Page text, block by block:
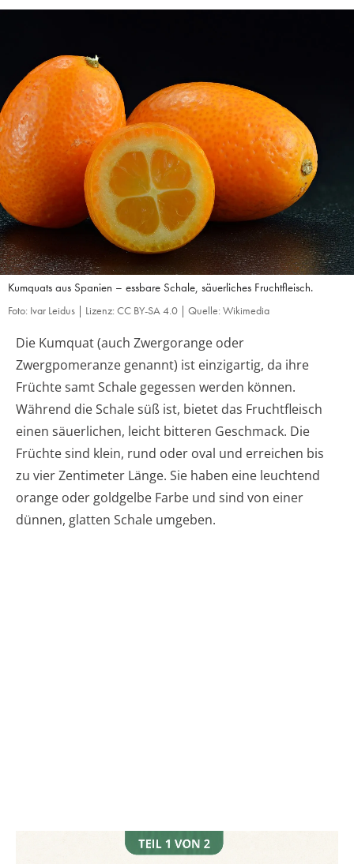
Kumquats aus Spanien – essbare Schale, säuerliches Fruchtfleisch.
Foto: Ivar Leidus | Lizenz: CC BY-SA 4.0 | Quelle: Wikimedia
Die Kumquat (auch Zwergorange oder
Zwergpomeranze genannt) ist einzigartig, da ihre
Früchte samt Schale gegessen werden können.
Während die Schale süß ist, bietet das Fruchtfleisch
einen säuerlichen, leicht bitteren Geschmack. Die
Früchte sind klein, rund oder oval und erreichen bis
zu vier Zentimeter Länge. Sie haben eine leuchtend
orange oder goldgelbe Farbe und sind von einer
dünnen, glatten Schale umgeben.